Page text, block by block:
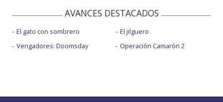
AVANCES DESTACADOS
El gato con sombrero
Vengadores: Doomsday
El jilguero
Operación Camarón 2